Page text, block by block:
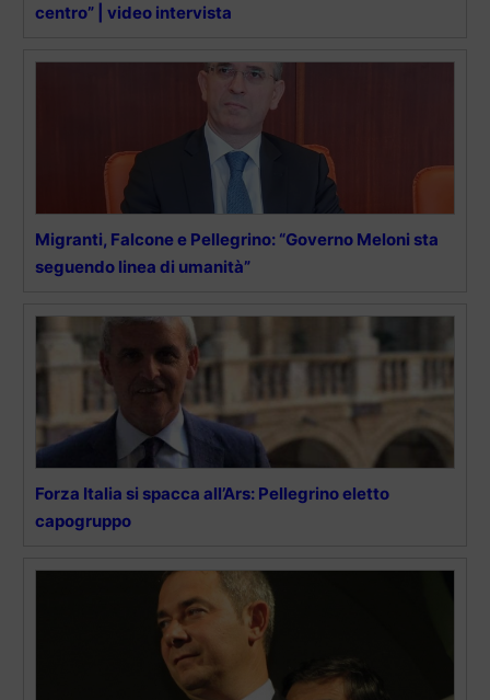
centro” | video intervista
Migranti, Falcone e Pellegrino: “Governo Meloni sta
seguendo linea di umanità”
Forza Italia si spacca all’Ars: Pellegrino eletto
capogruppo